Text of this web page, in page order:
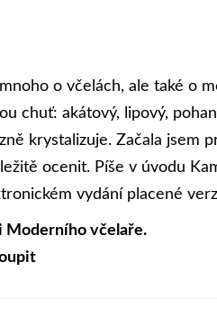
o včelách, ale také o
chuť: akátový, lipový,
krystalizuje. Začala jsem
ocenit. Píše v úvodu
vydání placené
Moderního včelaře.